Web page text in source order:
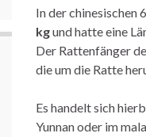
In der chinesischen
kgund hatte eine
Der Rattenfänger
die um die Ratte
Es handelt sich
Yunnan oder im